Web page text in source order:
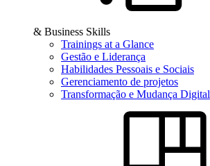
& Business Skills
Trainings at a Glance
Gestão e Liderança
Habilidades Pessoais e Sociais
Gerenciamento de projetos
Transformação e Mudança Digital